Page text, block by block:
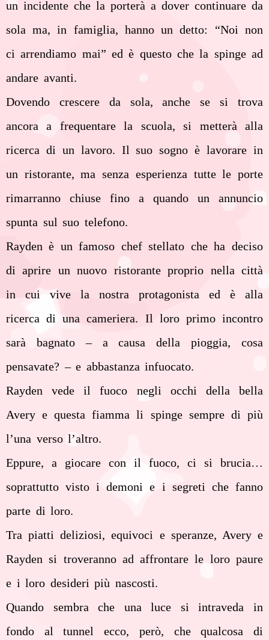
un incidente che la porterà a dover continuare da
sola ma, in famiglia, hanno un detto: “Noi non
ci arrendiamo mai” ed è questo che la spinge ad
andare avanti.
Dovendo crescere da sola, anche se si trova
ancora a frequentare la scuola, si metterà alla
ricerca di un lavoro. Il suo sogno è lavorare in
un ristorante, ma senza esperienza tutte le porte
rimarranno chiuse fino a quando un annuncio
spunta sul suo telefono.
Rayden è un famoso chef stellato che ha deciso
di aprire un nuovo ristorante proprio nella città
in cui vive la nostra protagonista ed è alla
ricerca di una cameriera. Il loro primo incontro
sarà bagnato – a causa della pioggia, cosa
pensavate? – e abbastanza infuocato.
Rayden vede il fuoco negli occhi della bella
Avery e questa fiamma li spinge sempre di più
l’una verso l’altro.
Eppure, a giocare con il fuoco, ci si brucia…
soprattutto visto i demoni e i segreti che fanno
parte di loro.
Tra piatti deliziosi, equivoci e speranze, Avery e
Rayden si troveranno ad affrontare le loro paure
e i loro desideri più nascosti.
Quando sembra che una luce si intraveda in
fondo al tunnel ecco, però, che qualcosa di